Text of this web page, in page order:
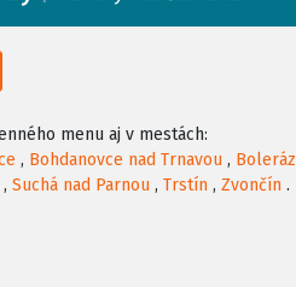
menu aj v mestách:
, Bohdanovce nad Trnavou , Boleráz
, Suchá nad Parnou , Trstín , Zvončín .